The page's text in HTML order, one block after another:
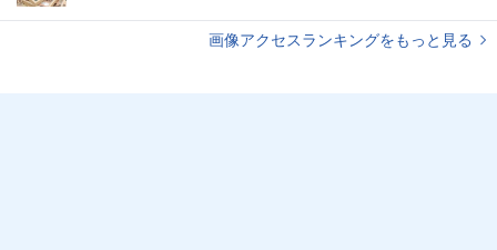
画像アクセスランキングをもっと見る